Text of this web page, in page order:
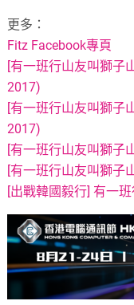
更多：
Fitz Facebook專頁
[有一班行山友叫獅子
2017)
[有一班行山友叫獅子
2017)
[有一班行山友叫獅子
[有一班行山友叫獅子
[出戰韓國毅行] 有一